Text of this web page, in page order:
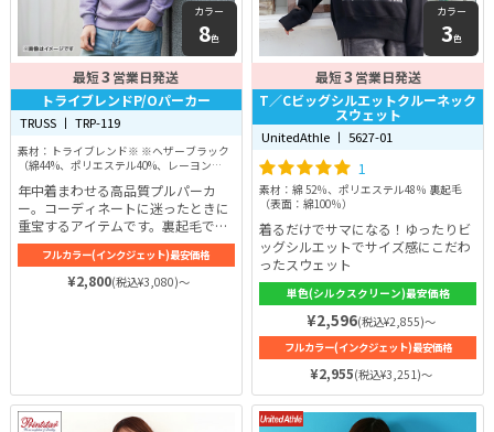
カラー
8色
最短3 営業日発送
トライブレンドP/Oパーカー
TRUSS 丨 TRP-119
素材：トライブレンド※ ※ヘザーブラック
（綿44%、ポリエステル40%、レーヨン
テル1%、レーヨン24%） その他（綿
59%、ポリエステル24%、レーヨン17%）
年中着まわせる高品質プルパーカ
ー。コーディネートに迷ったときに
重宝するアイテムです。裏起毛で肌
触りも良く、丁度良い厚みでおしゃ
れに決まります。カラーが豊富なと
ころも嬉しいポイント！
フルカラー(インクジェット)最安価格
¥2,800(税込¥3,080)～
カラー
3色
最短3 営業日発送
T／Cビッグシルエットクルーネック
スウェット
UnitedAthle 丨 5627-01
1
素材：綿 52％、ポリエステル48％ 裏起毛
（表面：綿100％）
着るだけでサマになる！ゆったりビ
ッグシルエットでサイズ感にこだわ
ったスウェット
単色(シルクスクリーン)最安価格
¥2,596(税込¥2,855)～
フルカラー(インクジェット)最安価格
¥2,955(税込¥3,251)～